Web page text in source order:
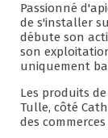
Passionné
de s'installer
débute son
son
uniquement
Les produits
Tulle, côté
des